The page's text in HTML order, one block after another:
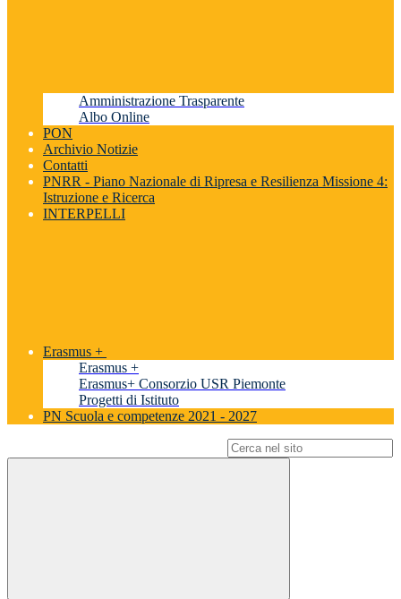
Amministrazione Trasparente
Albo Online
PON
Archivio Notizie
Contatti
PNRR - Piano Nazionale di Ripresa e Resilienza Missione 4:
Istruzione e Ricerca
INTERPELLI
Erasmus +
Erasmus +
Erasmus+ Consorzio USR Piemonte
Progetti di Istituto
PN Scuola e competenze 2021 - 2027